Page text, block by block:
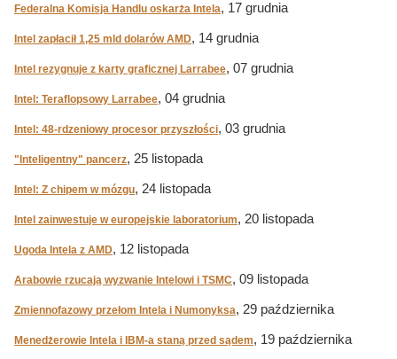
Federalna Komisja Handlu oskarża Intela, 17 grudnia
Intel zapłacił 1,25 mld dolarów AMD, 14 grudnia
Intel rezygnuje z karty graficznej Larrabee, 07 grudnia
Intel: Teraflopsowy Larrabee, 04 grudnia
Intel: 48-rdzeniowy procesor przyszłości, 03 grudnia
"Inteligentny" pancerz, 25 listopada
Intel: Z chipem w mózgu, 24 listopada
Intel zainwestuje w europejskie laboratorium, 20 listopada
Ugoda Intela z AMD, 12 listopada
Arabowie rzucają wyzwanie Intelowi i TSMC, 09 listopada
Zmiennofazowy przełom Intela i Numonyksa, 29 października
Menedżerowie Intela i IBM-a staną przed sądem, 19 października